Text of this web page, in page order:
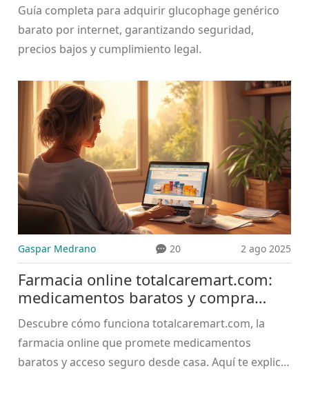
Guía completa para adquirir glucophage genérico
barato por internet, garantizando seguridad,
precios bajos y cumplimiento legal.
Gaspar Medrano 20 2 ago 2025
Farmacia online totalcaremart.com:
medicamentos baratos y compra
segura
Descubre cómo funciona totalcaremart.com, la
farmacia online que promete medicamentos
baratos y acceso seguro desde casa. Aquí te explico